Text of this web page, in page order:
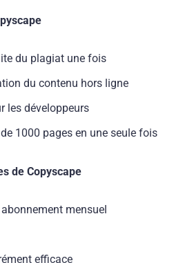
du plagiat une fois
du contenu hors ligne
les développeurs
1000 pages en une seule fois
de Copyscape
mensuel
efficace